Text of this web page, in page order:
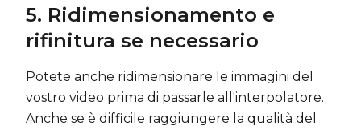
5. Ridimensionamento e
rifinitura se necessario
Potete anche ridimensionare le immagini del
vostro video prima di passarle all'interpolatore.
Anche se è difficile raggiungere la qualità del